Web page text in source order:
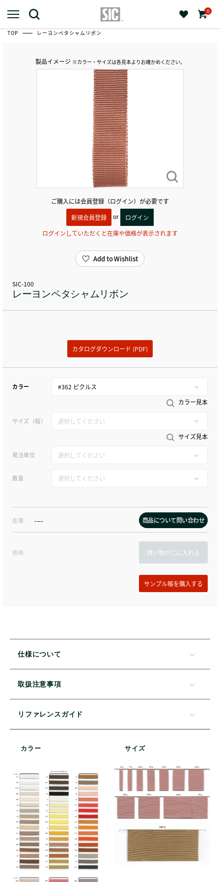
0
TOP レーヨンペタシャムリボン
製品イメージ ※カラー・サイズは各見本よりお確かめください。
ご購入には会員登録（ログイン）が必要です
新規会員登録
or
ログイン
ログインしていただくと在庫や価格が表示されます
SIC-100
レーヨンペタシャムリボン
カタログダウンロード (PDF)
カラー
カラー見本
サイズ（幅）
サイズ見本
発注単位
数量
在庫 ---- 商品について問い合わせ
価格 買い物かごに入れる
Add to Wishlist
仕様について
取扱注意事項
リファレンスガイド
カラー サイズ